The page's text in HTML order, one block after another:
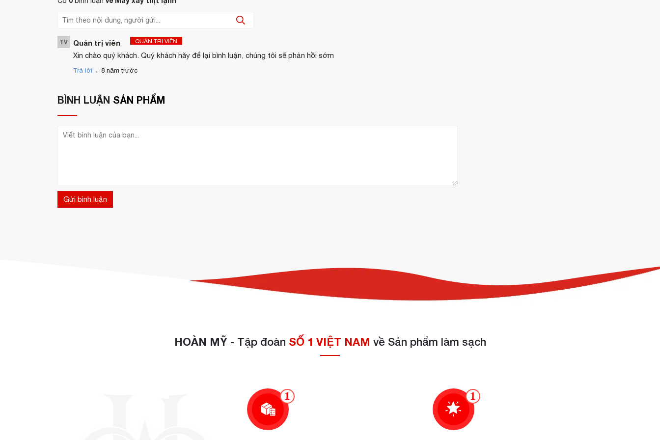
CÔNG TY TNHH CUNG ỨNG THIẾT BỊ KHÁCH SẠN HOÀN MỸ
máy xay thịt
TV Quản trị viên QUẢN TRỊ VIÊN
Xin chào quý khách. Quý khách hãy để lại bình luận, chúng tôi sẽ phản hồi sớm
Trả lời . 8 năm trước
BÌNH LUẬN SẢN PHẨM
Gửi bình luận
HOÀN MỸ- Tập đoàn SỐ 1 VIỆT NAM về Sản phẩm làm sạch
1 1